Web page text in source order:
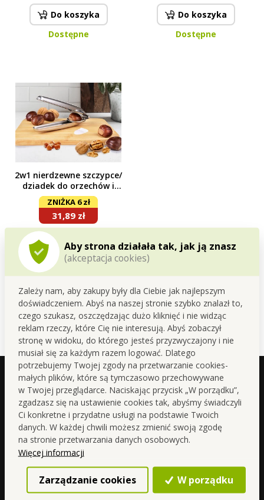
Aby strona działała tak, jak ją znasz
(akceptacja cookies)
Zależy nam, aby zakupy były dla Ciebie jak najlepszym
doświadczeniem. Abyś na naszej stronie szybko znalazł to,
czego szukasz, oszczędzając dużo kliknięć i nie widząc
reklam rzeczy, które Cię nie interesują. Abyś zobaczył
stronę w widoku, do którego jesteś przyzwyczajony i nie
musiał się za każdym razem logować. Dlatego
potrzebujemy Twojej zgody na przetwarzanie cookies-
małych plików, które są tymczasowo przechowywane
w Twojej przeglądarce. Naciskając przycisk „W porządku”,
zgadzasz się na ustawienie cookies tak, abyśmy świadczyli
Ci konkretne i przydatne usługi na podstawie Twoich
danych. W każdej chwili możesz zmienić swoją zgodę
na stronie przetwarzania danych osobowych.
Więcej informacji
Zarządzanie cookies W porządku
Do koszyka
Dostępne
Do koszyka
Dostępne
2w1 nierdzewne szczypce/
dziadek do orzechów i
jadalnych kasztanów
ZNIŻKA 6 zł
31,89 zł
Do koszyka
Dostępne
Współpracuj z DEDRĄ